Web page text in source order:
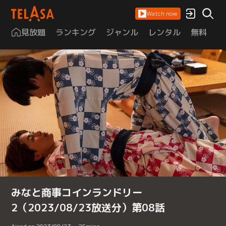
Watch now
見放題 ランキング ジャンル レンタル 無料
みなと商事コインランドリー
2（2023/08/23放送分）第08話